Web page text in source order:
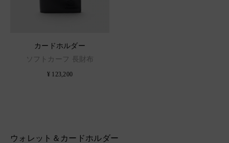
カードホルダー
ソフトカーフ 長財布
¥ 123,200
ウォレット＆カードホルダー